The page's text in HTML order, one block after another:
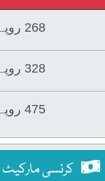
268 روپے
328 روپے
475 روپے
کرنسی مارکیٹ